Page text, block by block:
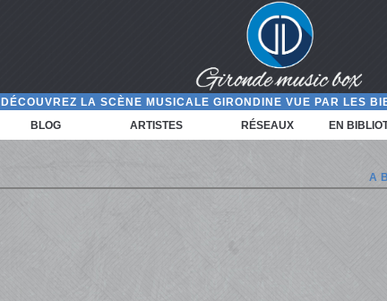
DÉCOUVREZ LA SCÈNE MUSICALE GIRONDINE VUE PAR LES
BLOG
ARTISTES RÉSEAUX EN
A B